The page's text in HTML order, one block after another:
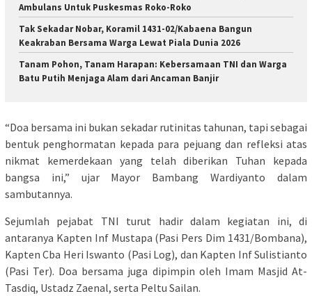
Ambulans Untuk Puskesmas Roko-Roko
Tak Sekadar Nobar, Koramil 1431-02/Kabaena Bangun
Keakraban Bersama Warga Lewat Piala Dunia 2026
Tanam Pohon, Tanam Harapan: Kebersamaan TNI dan Warga
Batu Putih Menjaga Alam dari Ancaman Banjir
“Doa bersama ini bukan sekadar rutinitas tahunan, tapi sebagai
bentuk penghormatan kepada para pejuang dan refleksi atas
nikmat kemerdekaan yang telah diberikan Tuhan kepada
bangsa ini,” ujar Mayor Bambang Wardiyanto dalam
sambutannya.
Sejumlah pejabat TNI turut hadir dalam kegiatan ini, di
antaranya Kapten Inf Mustapa (Pasi Pers Dim 1431/Bombana),
Kapten Cba Heri Iswanto (Pasi Log), dan Kapten Inf Sulistianto
(Pasi Ter). Doa bersama juga dipimpin oleh Imam Masjid At-
Tasdiq, Ustadz Zaenal, serta Peltu Sailan.